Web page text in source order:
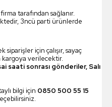
tarafından sağlanır.
3ncü parti ürünlerde
siparişler için çalışır, sayaç
kargoya verilecektir.
saati sonrası gönderiler, Salı
bilgi için 0850 500 55 15